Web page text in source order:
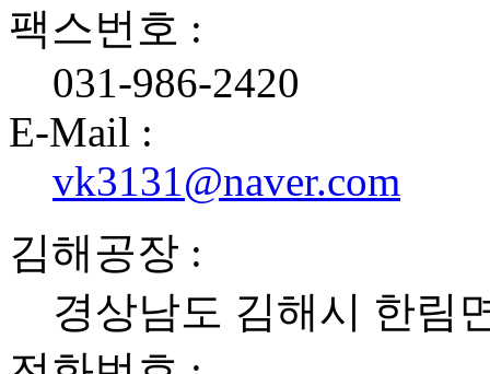
팩스번호 :
031-986-2420
E-Mail :
vk3131@naver.com
김해공장 :
경상남도 김해시 한림